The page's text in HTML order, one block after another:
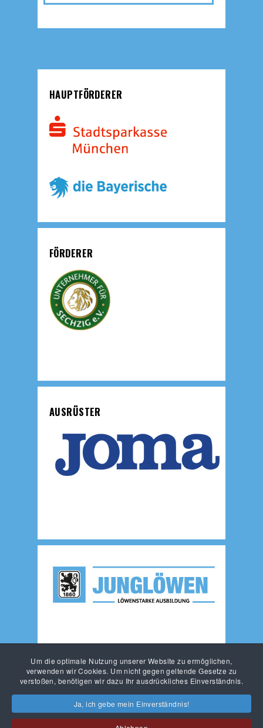
Um die optimale Nutzung unserer Website zu ermöglichen,
verwenden wir Cookies. Um nicht gegen geltende Gesetze zu
verstoßen, benötigen wir dazu Ihr ausdrückliches Einverständnis.
Ja, ich gebe mein Einverständnis!
HAUPTFÖRDERER
FÖRDERER
AUSRÜSTER